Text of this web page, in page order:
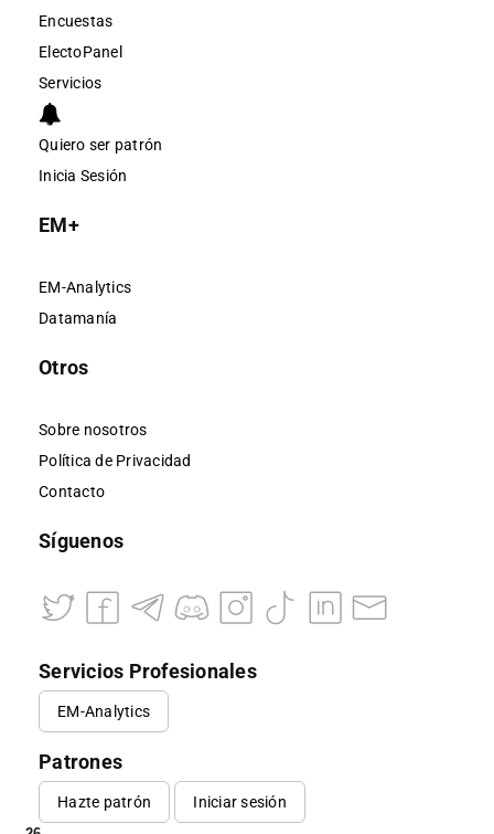
Encuestas
ElectoPanel
Servicios
Quiero ser patrón
Inicia Sesión
EM+
EM-Analytics
Datamanía
Otros
Sobre nosotros
Política de Privacidad
Contacto
Síguenos
Servicios Profesionales
EM-Analytics
Patrones
Hazte patrón Iniciar sesión